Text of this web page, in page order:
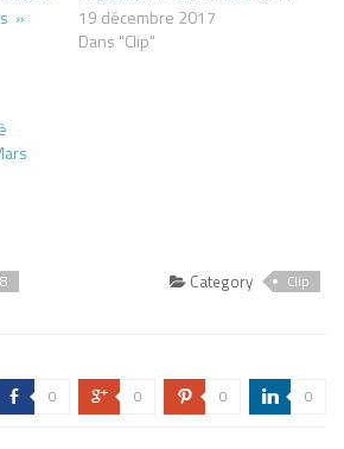
»
19 décembre 2017
Dans "Clip"
Category Clip
b 0 c 0 d 0 j 0